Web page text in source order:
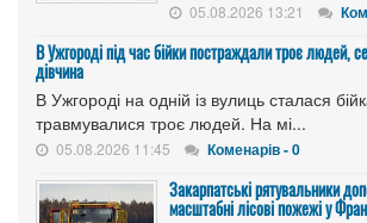
05.08.2026 13:21
В Ужгороді під час бійки постраждали троє людей,
дівчина
В Ужгороді на одній із вулиць сталася
травмувалися троє людей. На мі...
05.08.2026 11:45 Коменарів - 0
Закарпатські рятувальники
масштабні лісові пожежі у